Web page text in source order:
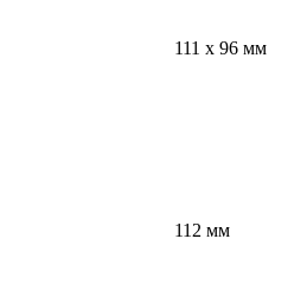
111 х 96 мм
112 мм